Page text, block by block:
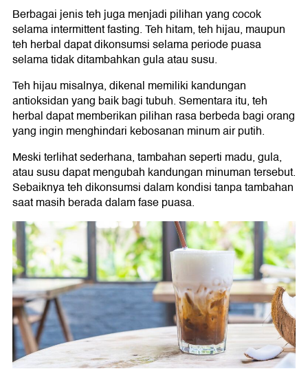
Berbagai jenis teh juga menjadi pilihan yang cocok
selama intermittent fasting. Teh hitam, teh hijau, maupun
teh herbal dapat dikonsumsi selama periode puasa
selama tidak ditambahkan gula atau susu.
Teh hijau misalnya, dikenal memiliki kandungan
antioksidan yang baik bagi tubuh. Sementara itu, teh
herbal dapat memberikan pilihan rasa berbeda bagi orang
yang ingin menghindari kebosanan minum air putih.
Meski terlihat sederhana, tambahan seperti madu, gula,
atau susu dapat mengubah kandungan minuman tersebut.
Sebaiknya teh dikonsumsi dalam kondisi tanpa tambahan
saat masih berada dalam fase puasa.